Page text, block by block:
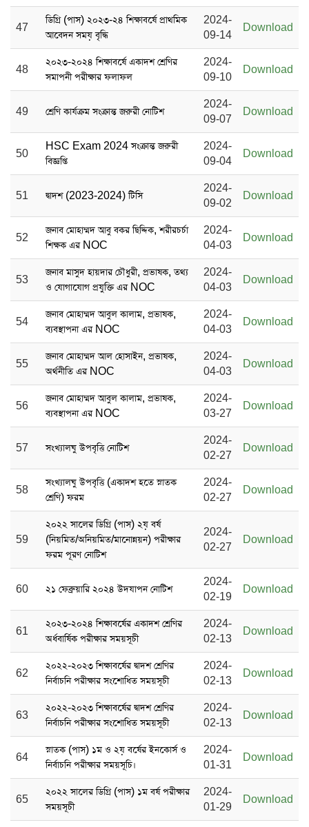
47
ডিগ্রি (পাস) ২০২৩-২৪ শিক্ষাবর্ষে প্রাথমিক
আবেদন সময় বৃদ্ধি
2024-
09-14
Download
48
২০২৩-২০২৪ শিক্ষাবর্ষে একাদশ শ্রেণির
সমাপনী পরীক্ষার ফলাফল
2024-
09-10
Download
49 শ্রেণি কার্যক্রম সংক্রান্ত জরুরী নোটিশ
2024-
09-07
Download
50
HSC Exam 2024 সংক্রান্ত জরুরী
বিজ্ঞপ্তি
2024-
09-04
Download
51 দ্বাদশ (2023-2024) টিসি
2024-
09-02
Download
52
জনাব মোহাম্মদ আবু বকর ছিদ্দিক, শরীরচর্চা
শিক্ষক এর NOC
2024-
04-03
Download
53
জনাব মাসুদ হায়দার চৌধুরী, প্রভাষক, তথ্য
ও যোগাযোগ প্রযুক্তি এর NOC
2024-
04-03
Download
54
জনাব মোহাম্মদ আবুল কালাম, প্রভাষক,
ব্যবস্থাপনা এর NOC
2024-
04-03
Download
55
জনাব মোহাম্মদ আল হোসাইন, প্রভাষক,
অর্থনীতি এর NOC
2024-
04-03
Download
56
জনাব মোহাম্মদ আবুল কালাম, প্রভাষক,
ব্যবস্থাপনা এর NOC
2024-
03-27
Download
57 সংখ্যালঘু উপবৃত্তি নোটিশ
2024-
02-27
Download
58
সংখ্যালঘু উপবৃত্তি (একাদশ হতে স্নাতক
শ্রেণি) ফরম
2024-
02-27
Download
59
২০২২ সালের ডিগ্রি (পাস) ২য় বর্ষ
(নিয়মিত/অনিয়মিত/মানোন্নয়ন) পরীক্ষার
ফরম পূরণ নোটিশ
2024-
02-27
Download
60 ২১ ফেব্রুয়ারি ২০২৪ উদযাপন নোটিশ
2024-
02-19
Download
61
২০২৩-২০২৪ শিক্ষাবর্ষের একাদশ শ্রেণির
অর্ধবার্ষিক পরীক্ষার সময়সূচী
2024-
02-13
Download
62
২০২২-২০২৩ শিক্ষাবর্ষের দ্বাদশ শ্রেণির
নির্বাচনি পরীক্ষার সংশোধিত সময়সূচী
2024-
02-13
Download
63
২০২২-২০২৩ শিক্ষাবর্ষের দ্বাদশ শ্রেণির
নির্বাচনি পরীক্ষার সংশোধিত সময়সূচী
2024-
02-13
Download
64
স্নাতক (পাস) ১ম ও ২য় বর্ষের ইনকোর্স ও
নির্বাচনি পরীক্ষার সময়সূচি।
2024-
01-31
Download
65
২০২২ সালের ডিগ্রি (পাস) ১ম বর্ষ পরীক্ষার
সময়সূচী
2024-
01-29
Download